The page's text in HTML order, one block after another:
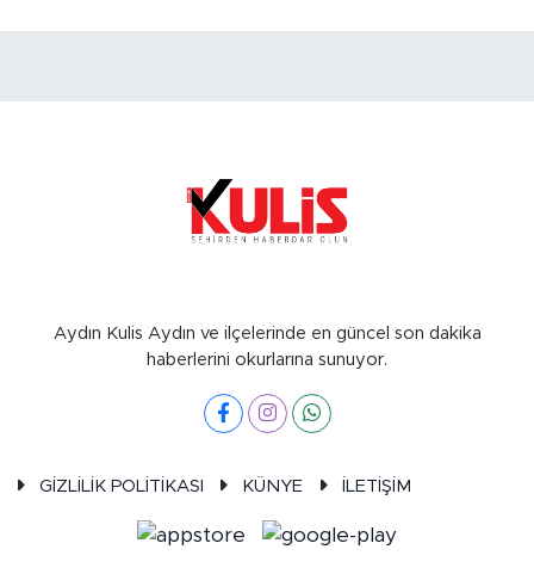
Aydın Kulis Aydın ve ilçelerinde en güncel son dakika
haberlerini okurlarına sunuyor.
GİZLİLİK POLİTİKASI KÜNYE İLETİŞİM